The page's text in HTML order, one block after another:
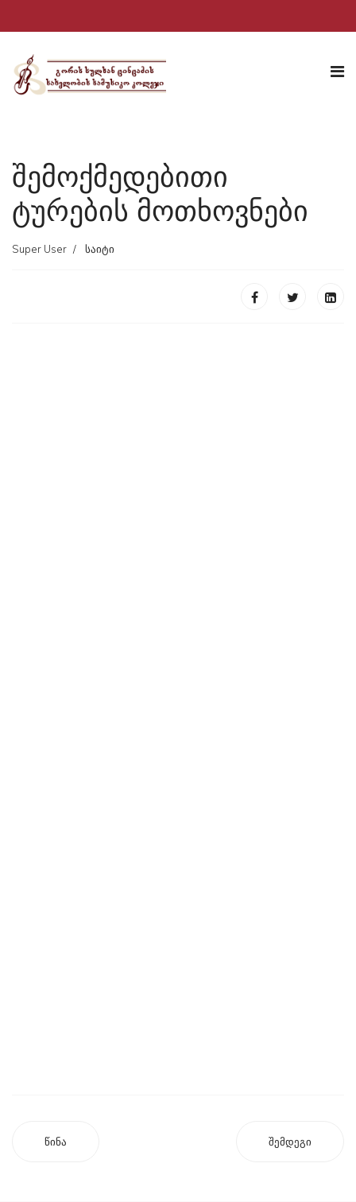
შემოქმედებითი
ტურების მოთხოვნები
Super User საიტი
წინა შემდეგი